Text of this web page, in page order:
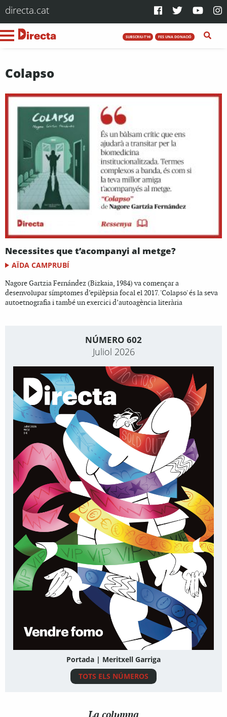
directa.cat
SUBSCRIU-T'HI FES UNA DONACIÓ
Colapso
Necessites que t’acompanyi al metge?
AÏDA CAMPRUBÍ
Nagore Gartzia Fernández (Bizkaia, 1984) va començar a
desenvolupar símptomes d’epilèpsia focal el 2017. 'Colapso' és la seva
autoetnografia i també un exercici d’autoagència literària
NÚMERO 602
Juliol 2026
Portada | Meritxell Garriga
TOTS ELS NÚMEROS